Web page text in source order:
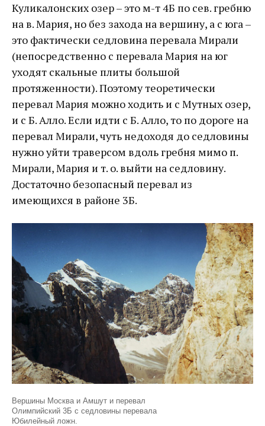
Куликалонских озер – это м-т 4Б по сев. гребню
на в. Мария, но без захода на вершину, а с юга –
это фактически седловина перевала Мирали
(непосредственно с перевала Мария на юг
уходят скальные плиты большой
протяженности). Поэтому теоретически
перевал Мария можно ходить и с Мутных озер,
и с Б. Алло. Если идти с Б. Алло, то по дороге на
перевал Мирали, чуть недоходя до седловины
нужно уйти траверсом вдоль гребня мимо п.
Мирали, Мария и т. о. выйти на седловину.
Достаточно безопасный перевал из
имеющихся в районе 3Б.
Вершины Москва и Амшут и перевал
Олимпийский 3Б с седловины перевала
Юбилейный ложн.